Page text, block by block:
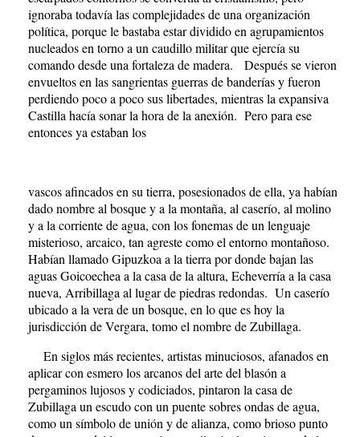
ignoraba todavía las complejidades de una organización
política, porque le bastaba estar dividido en agrupamientos
nucleados en torno a un caudillo militar que ejercía su
comando desde una fortaleza de madera. Después se vieron
envueltos en las sangrientas guerras de banderías y fueron
perdiendo poco a poco sus libertades, mientras la expansiva
Castilla hacía sonar la hora de la anexión. Pero para ese
entonces ya estaban los
vascos afincados en su tierra, posesionados de ella, ya habían
dado nombre al bosque y a la montaña, al caserío, al molino
y a la corriente de agua, con los fonemas de un lenguaje
misterioso, arcaico, tan agreste como el entorno montañoso.
Habían llamado Gipuzkoa a la tierra por donde bajan las
aguas Goicoechea a la casa de la altura, Echeverría a la casa
nueva, Arribillaga al lugar de piedras redondas. Un caserío
ubicado a la vera de un bosque, en lo que es hoy la
jurisdicción de Vergara, tomo el nombre de Zubillaga.
En siglos más recientes, artistas minuciosos, afanados en
aplicar con esmero los arcanos del arte del blasón a
pergaminos lujosos y codiciados, pintaron la casa de
Zubillaga un escudo con un puente sobres ondas de agua,
como un símbolo de unión y de alianza, como brioso punto